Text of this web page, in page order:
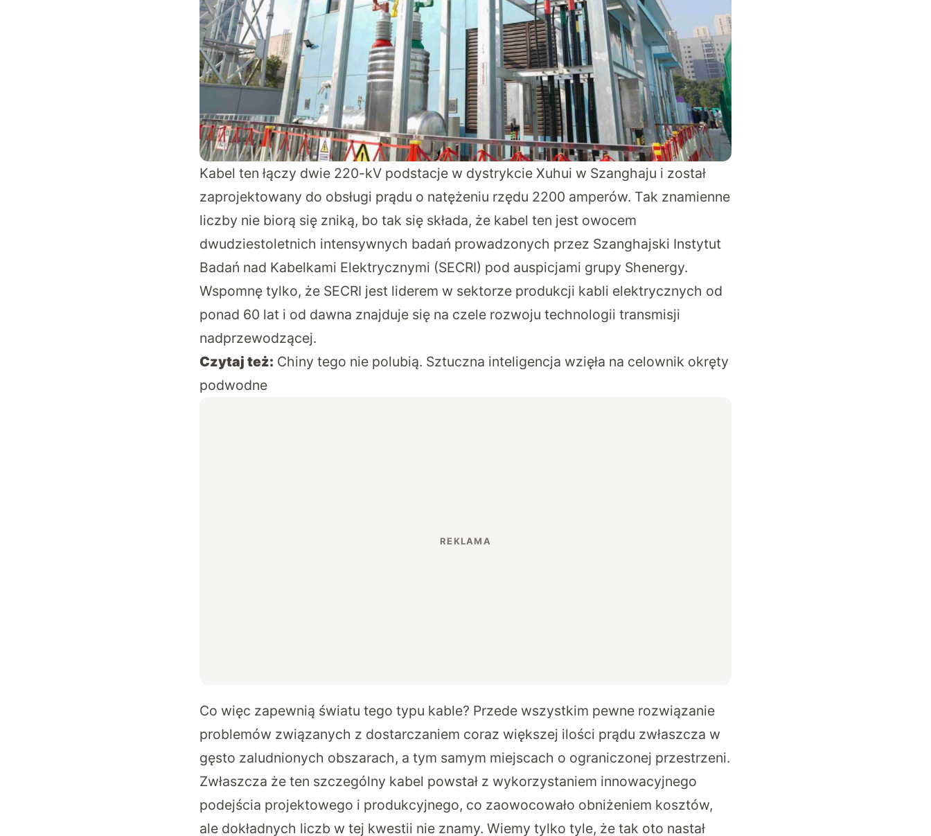
Kabel ten łączy dwie 220-kV podstacje w dystrykcie Xuhui w Szanghaju i został
zaprojektowany do obsługi prądu o natężeniu rzędu 2200 amperów. Tak znamienne
liczby nie biorą się zniką, bo tak się składa, że kabel ten jest owocem
dwudziestoletnich intensywnych badań prowadzonych przez Szanghajski Instytut
Badań nad Kabelkami Elektrycznymi (SECRI) pod auspicjami grupy Shenergy.
Wspomnę tylko, że SECRI jest liderem w sektorze produkcji kabli elektrycznych od
ponad 60 lat i od dawna znajduje się na czele rozwoju technologii transmisji
nadprzewodzącej.
Czytaj też: Chiny tego nie polubią. Sztuczna inteligencja wzięła na celownik okręty
podwodne
Co więc zapewnią światu tego typu kable? Przede wszystkim pewne rozwiązanie
problemów związanych z dostarczaniem coraz większej ilości prądu zwłaszcza w
gęsto zaludnionych obszarach, a tym samym miejscach o ograniczonej przestrzeni.
Zwłaszcza że ten szczególny kabel powstał z wykorzystaniem innowacyjnego
podejścia projektowego i produkcyjnego, co zaowocowało obniżeniem kosztów,
ale dokładnych liczb w tej kwestii nie znamy. Wiemy tylko tyle, że tak oto nastał